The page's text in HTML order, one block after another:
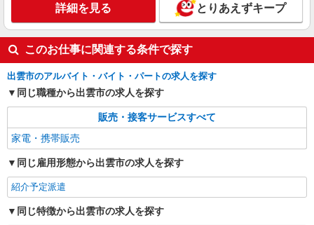
詳細を見る とりあえずキープ
このお仕事に関連する条件で探す
出雲市のアルバイト・バイト・パートの求人を探す
同じ職種から出雲市の求人を探す
販売・接客サービスすべて
家電・携帯販売
同じ雇用形態から出雲市の求人を探す
紹介予定派遣
同じ特徴から出雲市の求人を探す